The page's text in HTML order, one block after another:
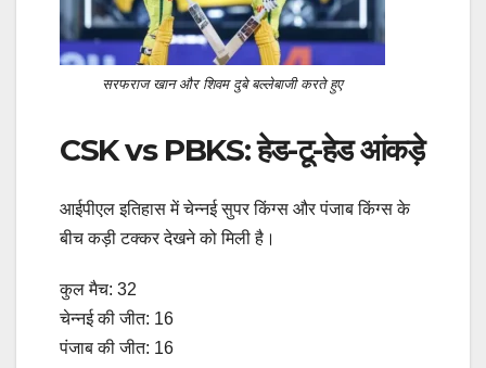
सरफराज खान और शिवम दुबे बल्लेबाजी करते हुए
CSK vs PBKS: हेड-टू-हेड आंकड़े
आईपीएल इतिहास में चेन्नई सुपर किंग्स और पंजाब किंग्स के
बीच कड़ी टक्कर देखने को मिली है।
कुल मैच: 32
चेन्नई की जीत: 16
पंजाब की जीत: 16